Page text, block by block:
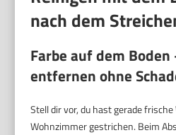
nach dem
Farbe auf dem
entfernen ohne
Stell dir vor, du hast gerade
Wohnzimmer gestrichen. Beim